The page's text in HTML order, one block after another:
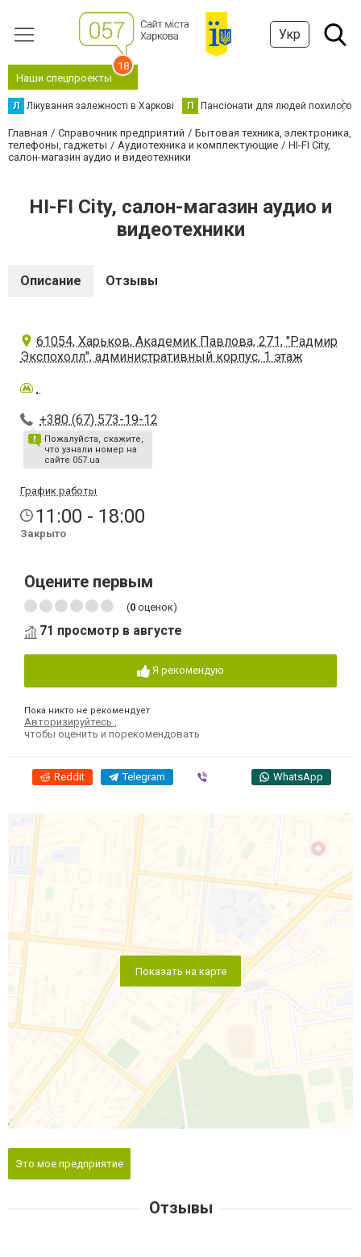
Укр
Наши спецпроекты
18
Л Лікування залежності в Харкові П Пансіонати для людей похилого
Главная Справочник предприятий
Бытовая техника, электроника,
телефоны, гаджеты
Аудиотехника и комплектующие
HI-FI City,
салон-магазин аудио и видеотехники
HI-FI City, салон-магазин аудио и
видеотехники
Описание Отзывы
61054, Харьков, Академик Павлова, 271, "Радмир
Экспохолл", административный корпус, 1 этаж
.
+380 (67) 573-19-12
Пожалуйста, скажите,
что узнали номер на
сайте 057.ua
График работы
11:00 - 18:00
Закрыто
Оцените первым
(0 оценок)
71 просмотр в августе
Я рекомендую
Пока никто не рекомендует
Авторизируйтесь
чтобы оценить и порекомендовать
Reddit Telegram WhatsApp
Показать на карте
Это мое предприятие
Отзывы